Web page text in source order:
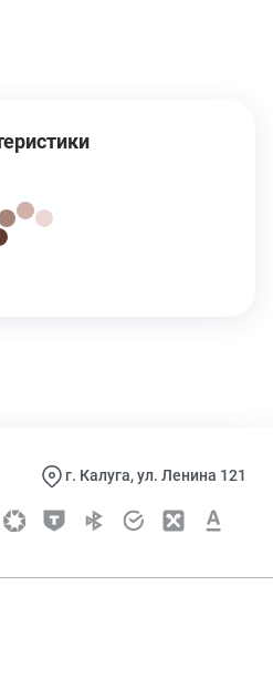
вручную или в
машине в режиме
г. Калуга, ул. Ленина 121